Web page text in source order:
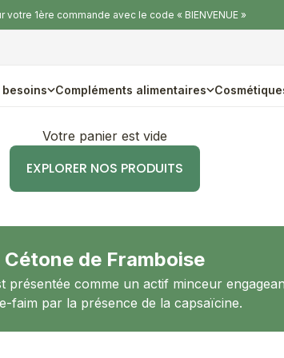
votre 1ère commande avec le code « BIENVENUE »
besoins Compléments alimentaires
Votre panier est vide
EXPLORER NOS PRODUITS
Cétone de Framboise
présentée comme un actif minceur
faim par la présence de la capsaïcine.